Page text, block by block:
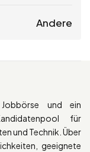
Andere
und ein
für
und Technik. Über
geeignete